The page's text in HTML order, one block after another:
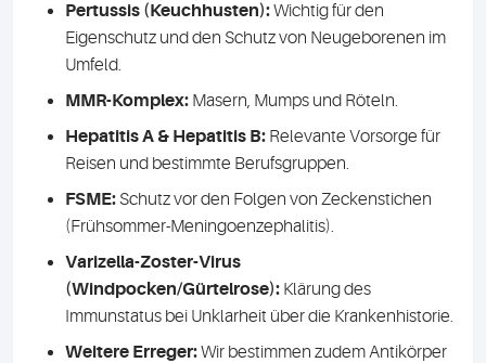
Pertussis (Keuchhusten):Wichtig für den
Eigenschutz und den Schutz von Neugeborenen im
Umfeld.
MMR-Komplex: Masern, Mumps und Röteln.
Hepatitis A & Hepatitis B: Relevante Vorsorge für
Reisen und bestimmte Berufsgruppen.
FSME: Schutz vor den Folgen von Zeckenstichen
(Frühsommer-Meningoenzephalitis).
Varizella-Zoster-Virus
(Windpocken/Gürtelrose): Klärung des
Immunstatus bei Unklarheit über die Krankenhistorie.
Weitere Erreger:Wir bestimmen zudem Antikörper